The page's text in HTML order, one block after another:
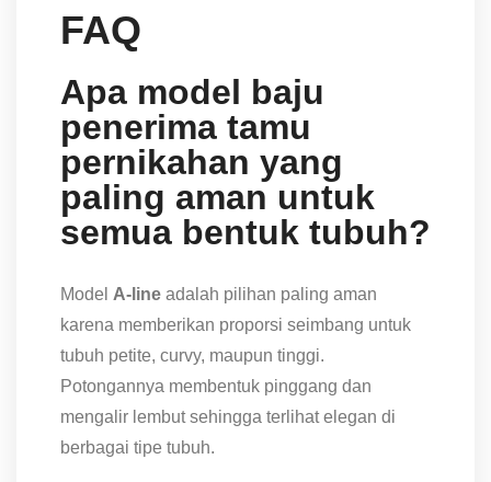
FAQ
Apa model baju
penerima tamu
pernikahan yang
paling aman untuk
semua bentuk tubuh?
Model A-line adalah pilihan paling aman
karena memberikan proporsi seimbang untuk
tubuh petite, curvy, maupun tinggi.
Potongannya membentuk pinggang dan
mengalir lembut sehingga terlihat elegan di
berbagai tipe tubuh.